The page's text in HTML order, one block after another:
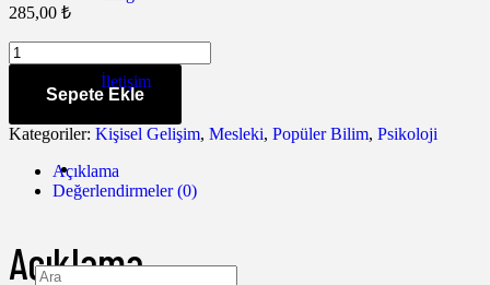
İletişim
285,00 ₺
Nokta
Atışı
Otizm
Esin
Güneş
adet
Sepete Ekle
Kategoriler: Kişisel Gelişim, Mesleki, Popüler Bilim, Psikoloji
Açıklama
Değerlendirmeler (0)
Açıklama